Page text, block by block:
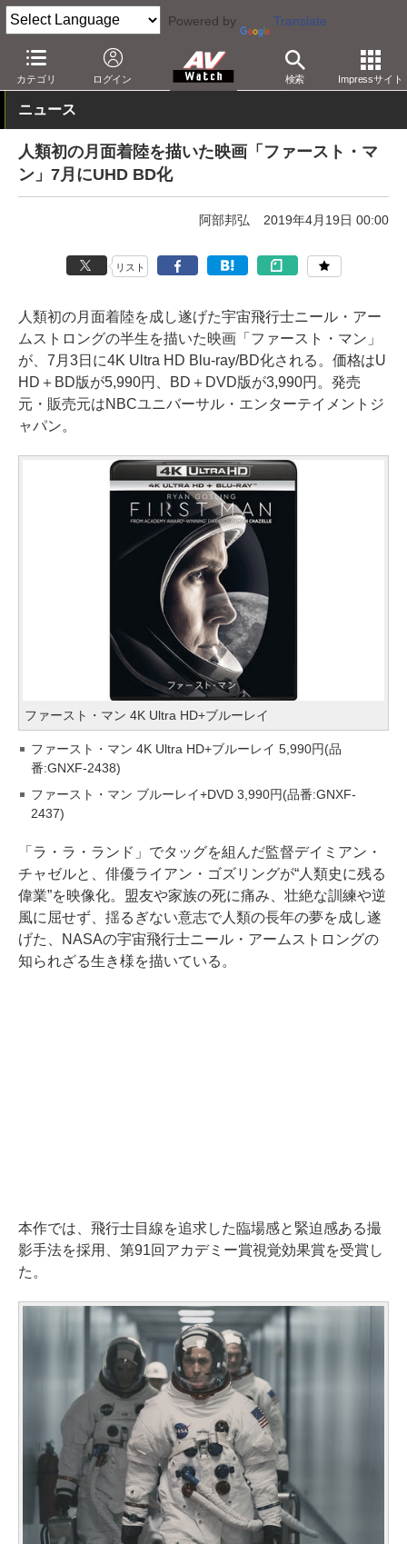
Powered by Translate
カテゴリ ログイン 検索 Impressサイト
AV Watch コンテンツ・サービス BD/DVD
ニュース
人類初の月面着陸を描いた映画「ファースト・マ
ン」7月にUHD BD化
阿部邦弘 2019年4月19日 00:00
リスト
人類初の月面着陸を成し遂げた宇宙飛行士ニール・アー
ムストロングの半生を描いた映画「ファースト・マン」
が、7月3日に4K Ultra HD Blu-ray/BD化される。価格はU
HD＋BD版が5,990円、BD＋DVD版が3,990円。発売
元・販売元はNBCユニバーサル・エンターテイメントジ
ャパン。
ファースト・マン 4K Ultra HD+ブルーレイ
ファースト・マン 4K Ultra HD+ブルーレイ 5,990円(品
番:GNXF-2438)
ファースト・マン ブルーレイ+DVD 3,990円(品番:GNXF-
2437)
「ラ・ラ・ランド」でタッグを組んだ監督デイミアン・
チャゼルと、俳優ライアン・ゴズリングが“人類史に残る
偉業”を映像化。盟友や家族の死に痛み、壮絶な訓練や逆
風に屈せず、揺るぎない意志で人類の長年の夢を成し遂
げた、NASAの宇宙飛行士ニール・アームストロングの
知られざる生き様を描いている。
本作では、飛行士目線を追求した臨場感と緊迫感ある撮
影手法を採用、第91回アカデミー賞視覚効果賞を受賞し
た。